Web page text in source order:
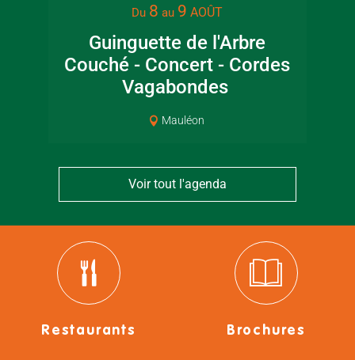
Du 8 au 9 AOÛT
Guinguette de l'Arbre
Couché - Concert - Cordes
Vagabondes
Mauléon
Voir tout l'agenda
Restaurants Brochures